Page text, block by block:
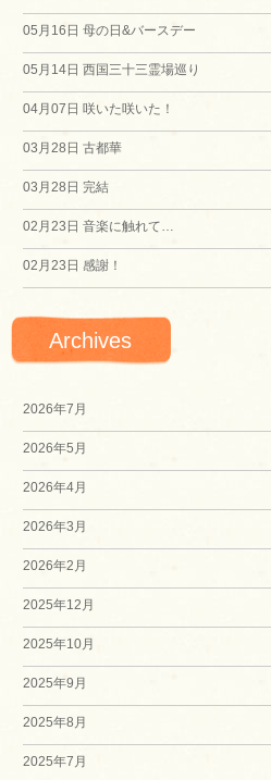
ー
シ
ン
05月16日 母の日&バースデー
05月14日 西国三十三霊場巡り
04月07日 咲いた咲いた！
03月28日 古都華
03月28日 完結
02月23日 音楽に触れて…
02月23日 感謝！
Archives
2026年7月
2026年5月
2026年4月
2026年3月
2026年2月
2025年12月
2025年10月
2025年9月
2025年8月
2025年7月